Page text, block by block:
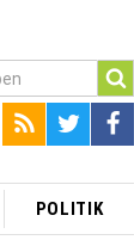
POLITIK